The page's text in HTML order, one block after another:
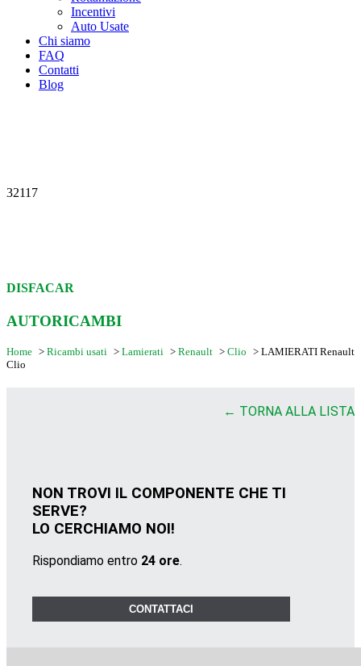
Incentivi
Auto Usate
Chi siamo
FAQ
Contatti
Blog
32117
DISFACAR
AUTORICAMBI
Home > Ricambi usati > Lamierati > Renault > Clio > LAMIERATI Renault
Clio
← TORNA ALLA LISTA
NON TROVI IL COMPONENTE CHE TI
SERVE?
LO CERCHIAMO NOI!
Rispondiamo entro 24 ore.
CONTATTACI